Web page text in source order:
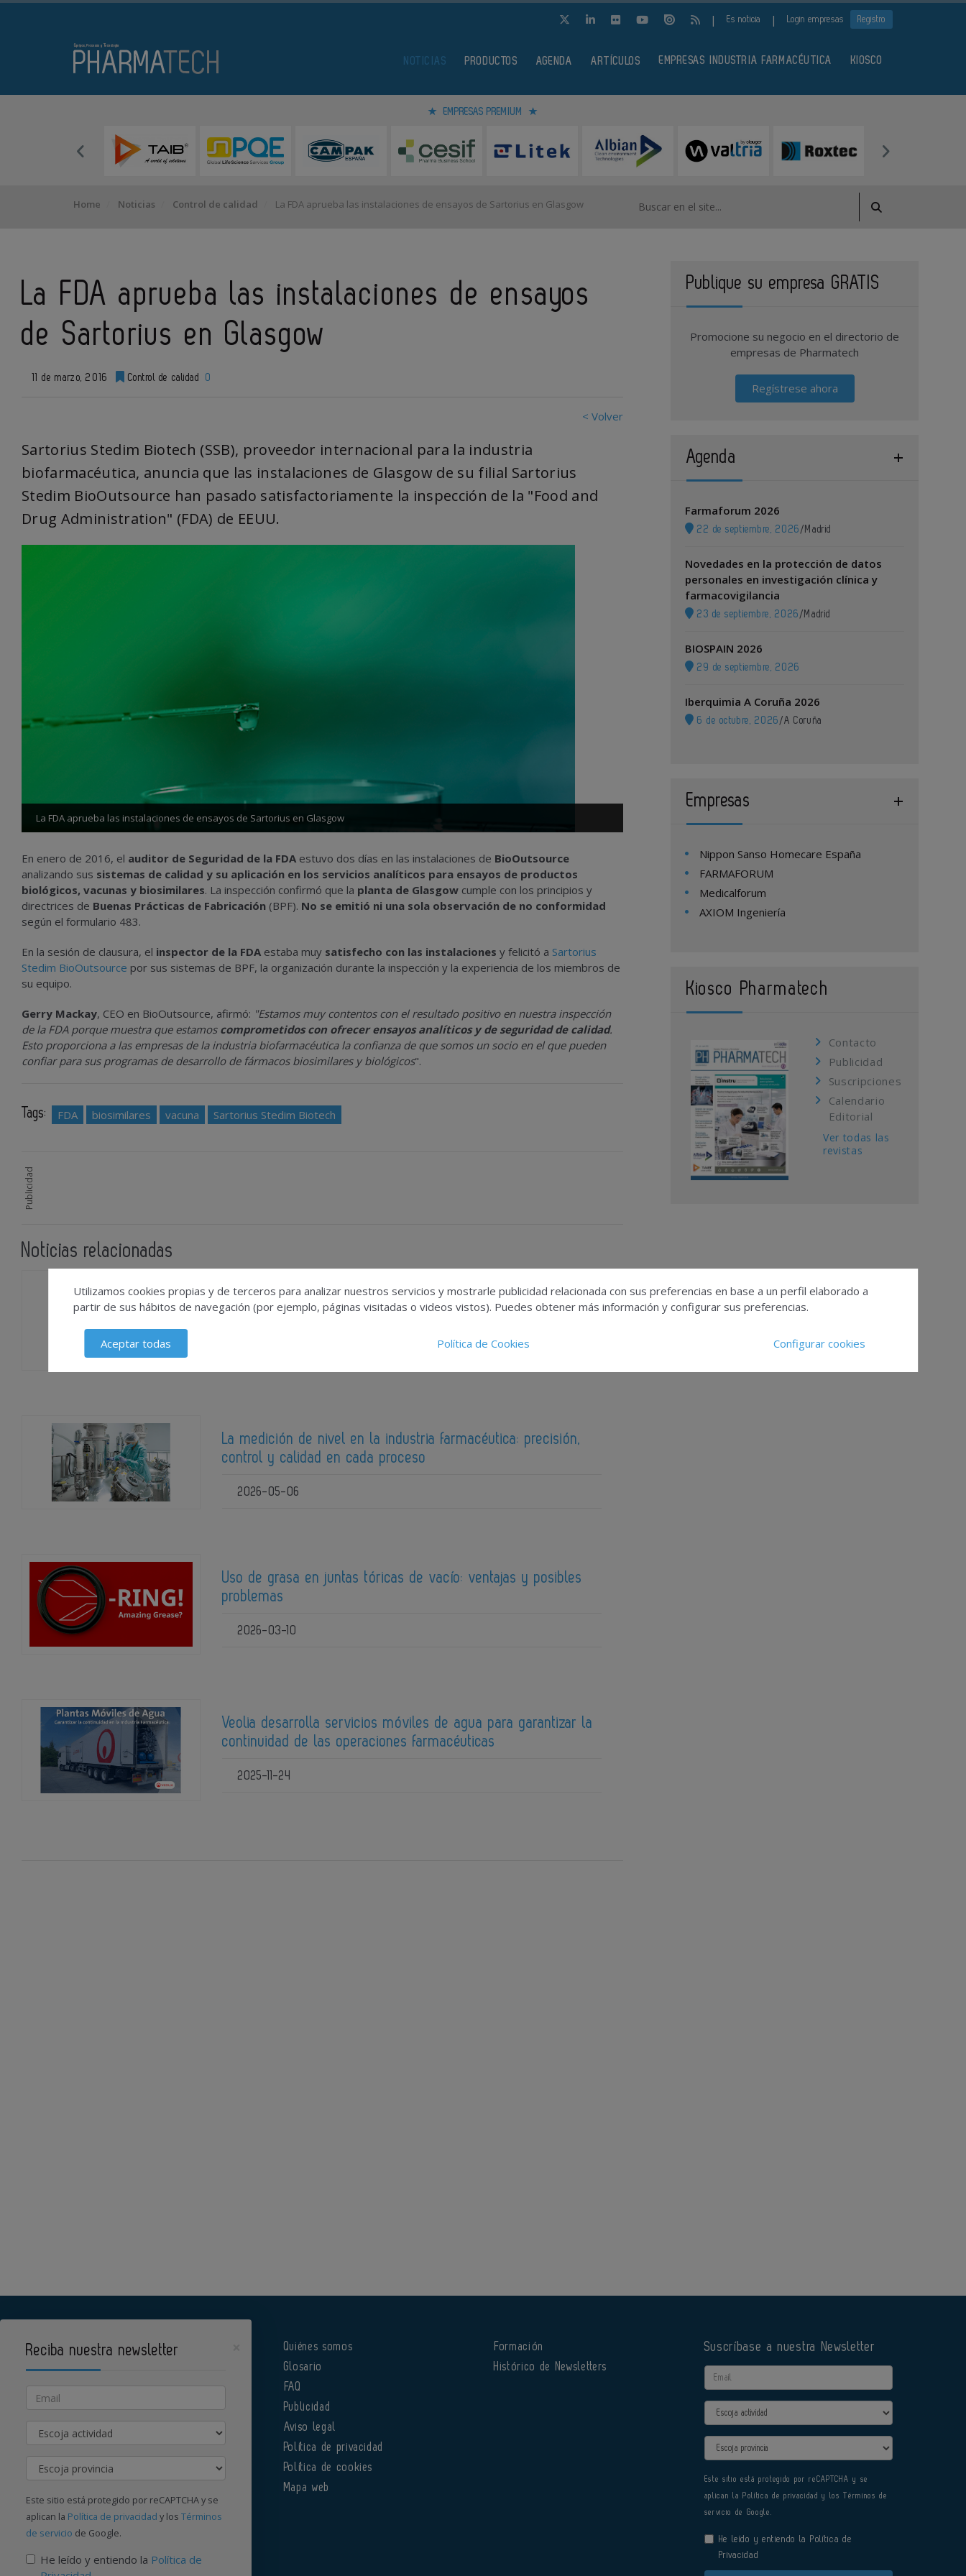
| Es noticia | Login empresas Registro
NOTICIAS PRODUCTOS AGENDA ARTÍCULOS EMPRESAS INDUSTRIA FARMACÉUTICA KIOSCO
EMPRESAS PREMIUM
Home Noticias Control de calidad La FDA aprueba las instalaciones de ensayos de Sartorius en Glasgow
La FDA aprueba las instalaciones de ensayos
de Sartorius en Glasgow
11 de marzo, 2016 Control de calidad 0
< Volver
Sartorius Stedim Biotech (SSB), proveedor internacional para la industria
biofarmacéutica, anuncia que las instalaciones de Glasgow de su filial Sartorius
Stedim BioOutsource han pasado satisfactoriamente la inspección de la "Food and
Drug Administration" (FDA) de EEUU.
La FDA aprueba las instalaciones de ensayos de Sartorius en Glasgow
En enero de 2016, el auditor de Seguridad de la FDA estuvo dos días en las instalaciones de BioOutsource
analizando sus sistemas de calidad y su aplicación en los servicios analíticos para ensayos de productos
biológicos, vacunas y biosimilares. La inspección confirmó que la planta de Glasgow cumple con los principios y
directrices de Buenas Prácticas de Fabricación (BPF). No se emitió ni una sola observación de no conformidad
según el formulario 483.
En la sesión de clausura, el inspector de la FDA estaba muy satisfecho con las instalaciones y felicitó a Sartorius
Stedim BioOutsource por sus sistemas de BPF, la organización durante la inspección y la experiencia de los miembros de
su equipo.
Gerry Mackay, CEO en BioOutsource, afirmó: "Estamos muy contentos con el resultado positivo en nuestra inspección
de la FDA porque muestra que estamos comprometidos con ofrecer ensayos analíticos y de seguridad de calidad.
Esto proporciona a las empresas de la industria biofarmacéutica la confianza de que somos un socio en el que pueden
confiar para sus programas de desarrollo de fármacos biosimilares y biológicos".
Tags: FDA biosimilares vacuna Sartorius Stedim Biotech
Publicidad
Noticias relacionadas
Soluciones de inspección de Mettler-Toledo refuerzan el
cumplimiento en la industria farmacéutica en Interpack
La medición de nivel en la industria farmacéutica: precisión,
control y calidad en cada proceso
2026-05-06
Uso de grasa en juntas tóricas de vacío: ventajas y posibles
problemas
2026-03-10
Veolia desarrolla servicios móviles de agua para garantizar la
continuidad de las operaciones farmacéuticas
2025-11-24
Publique su empresa GRATIS
Promocione su negocio en el directorio de
empresas de Pharmatech
Regístrese ahora
Agenda
Farmaforum 2026
22 de septiembre, 2026 / Madrid
Novedades en la protección de datos
personales en investigación clínica y
farmacovigilancia
23 de septiembre, 2026 / Madrid
BIOSPAIN 2026
29 de septiembre, 2026
Iberquimia A Coruña 2026
6 de octubre, 2026 /A Coruña
Empresas
Nippon Sanso Homecare España
FARMAFORUM
Medicalforum
AXIOM Ingeniería
Kiosco Pharmatech
Contacto
Publicidad
Suscripciones
Calendario
Editorial
Ver todas las
revistas
Órgano institucional de la AEFI
Contacte con nosotros
Quiénes somos
Glosario
FAQ
Publicidad
Aviso legal
Política de privacidad
Política de cookies
Mapa web
Formación
Histórico de Newsletters
Suscríbase a nuestra Newsletter
Email
Actividad
Provincia
Este sitio está protegido por reCAPTCHA y se
aplican la Política de privacidad y los Términos de
servicio de Google.
He leído y entiendo la Política de
Privacidad
Utilizamos cookies propias y de terceros para analizar nuestros servicios y mostrarle publicidad relacionada con sus preferencias en base a un perfil elaborado a
partir de sus hábitos de navegación (por ejemplo, páginas visitadas o videos vistos). Puedes obtener más información y configurar sus preferencias.
Aceptar todas Política de Cookies Configurar cookies
Reciba nuestra newsletter
Email
Actividad
Provincia
Este sitio está protegido por reCAPTCHA y se
aplican la Política de privacidad y los Términos
de servicio de Google.
He leído y entiendo la Política de